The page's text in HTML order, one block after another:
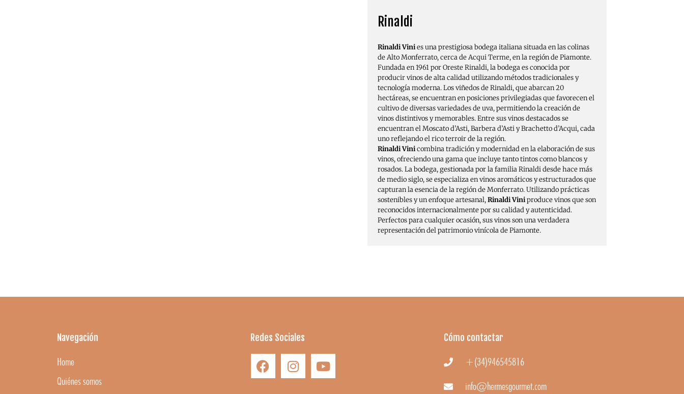
Rinaldi
Rinaldi Vinies una prestigiosa bodega italiana situada en las colinas
de Alto Monferrato, cerca de Acqui Terme, en la región de Piamonte.
Fundada en 1961 por Oreste Rinaldi, la bodega es conocida por
producir vinos de alta calidad utilizando métodos tradicionales y
tecnología moderna. Los viñedos de Rinaldi, que abarcan 20
hectáreas, se encuentran en posiciones privilegiadas que favorecen el
cultivo de diversas variedades de uva, permitiendo la creación de
vinos distintivos y memorables. Entre sus vinos destacados se
encuentran el Moscato d’Asti, Barbera d’Asti y Brachetto d’Acqui, cada
uno reflejando el rico terroir de la región​.
Rinaldi Vinicombina tradición y modernidad en la elaboración de sus
vinos, ofreciendo una gama que incluye tanto tintos como blancos y
rosados. La bodega, gestionada por la familia Rinaldi desde hace más
de medio siglo, se especializa en vinos aromáticos y estructurados que
capturan la esencia de la región de Monferrato. Utilizando prácticas
sostenibles y un enfoque artesanal,Rinaldi Viniproduce vinos que son
reconocidos internacionalmente por su calidad y autenticidad.
Perfectos para cualquier ocasión, sus vinos son una verdadera
representación del patrimonio vinícola de Piamonte.
Navegación
Home
Quiénes somos
Redes Sociales Cómo contactar
+(34)946545816
info@hermesgourmet.com